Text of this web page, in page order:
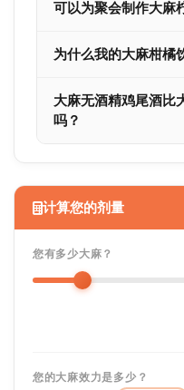
可以为聚会制作大麻
为什么我的大麻柑橘
大麻无酒精鸡尾酒比
吗？
计算您的剂量
您有多少大麻？
您的大麻效力是多少？